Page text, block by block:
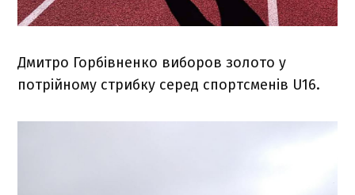
Дмитро Горбівненко виборов золото у
потрійному стрибку серед спортсменів U16.